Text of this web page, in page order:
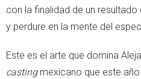
con la finalidad de un
y perdure en la mente del
Este es el arte que domina
castingmexicano que este